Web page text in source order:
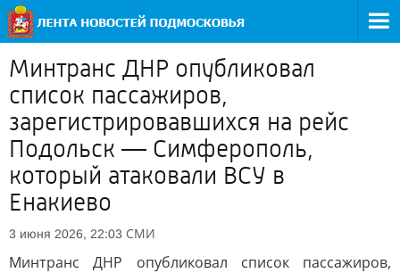
Минтранс ДНР опубликовал
список пассажиров,
зарегистрировавшихся на рейс
Подольск — Симферополь,
который атаковали ВСУ в
Енакиево
3 июня 2026, 22:03 СМИ
Минтранс ДНР опубликовал список пассажиров,